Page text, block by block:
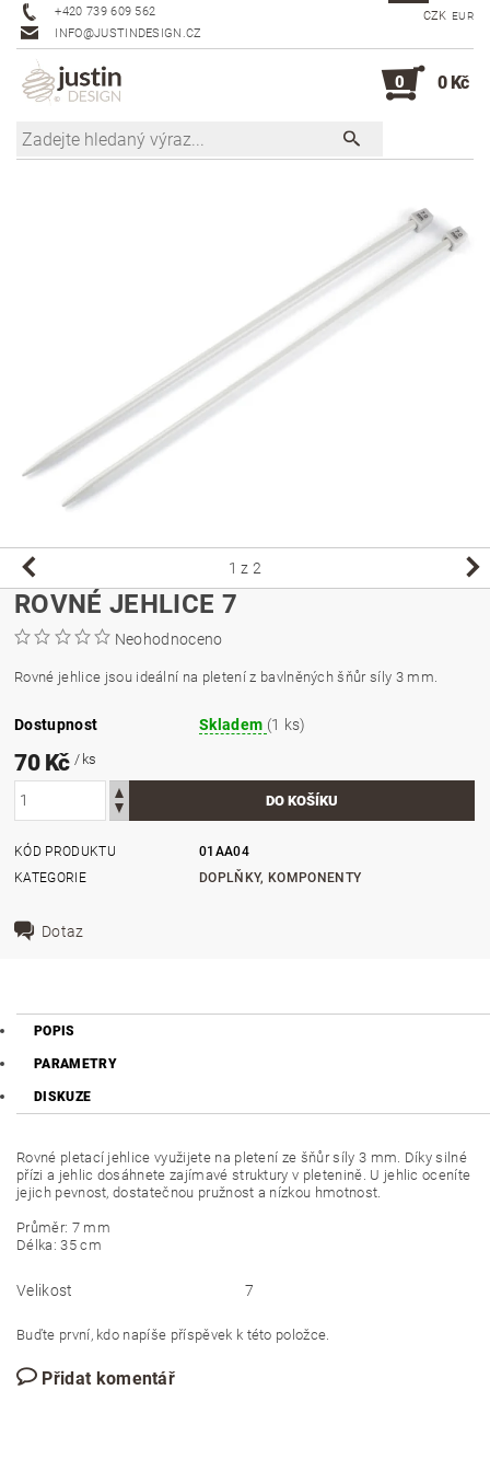
+420 739 609 562
INFO@JUSTINDESIGN.CZ
CZK EUR
0 0 Kč
1 z 2
ROVNÉ JEHLICE 7
Neohodnoceno
Rovné jehlice jsou ideální na pletení z bavlněných šňůr síly 3 mm.
Dostupnost Skladem (1 ks)
70 Kč/ ks
KÓD PRODUKTU
01AA04
KATEGORIE
DOPLŇKY, KOMPONENTY
Dotaz
POPIS
PARAMETRY
DISKUZE
Rovné pletací jehlice využijete na pletení ze šňůr síly 3 mm. Díky silné
přízi a jehlic dosáhnete zajímavé struktury v pletenině. U jehlic oceníte
jejich pevnost, dostatečnou pružnost a nízkou hmotnost.
Průměr: 7 mm
Délka: 35 cm
Velikost 7
Buďte první, kdo napíše příspěvek k této položce.
Přidat komentář